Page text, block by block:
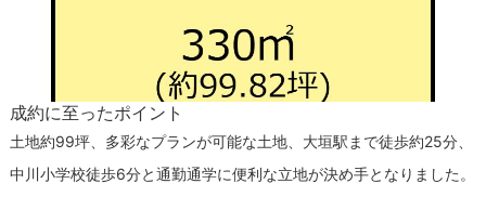
成約に至ったポイント
土地約99坪、多彩なプランが可能な土地、大垣駅まで徒歩約25分、
中川小学校徒歩6分と通勤通学に便利な立地が決め手となりました。